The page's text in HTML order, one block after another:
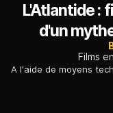
L'Atlantide :
d'un
Films